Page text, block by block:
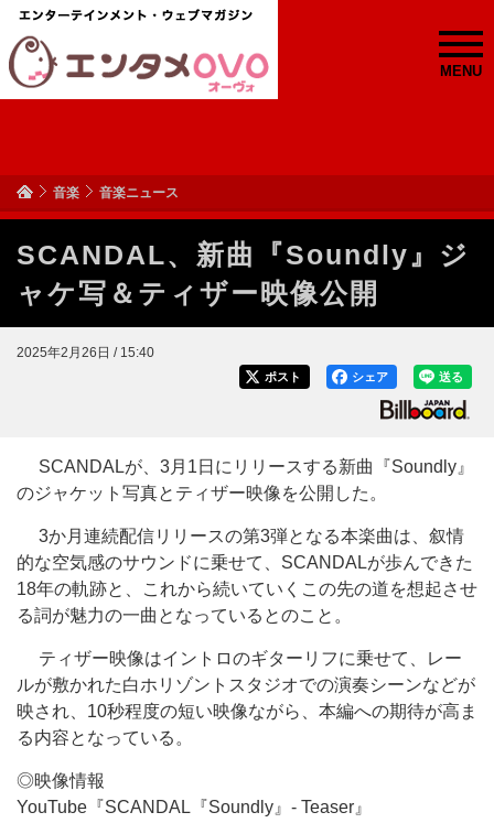
MENU
音楽 音楽ニュース
SCANDAL、新曲『Soundly』ジ
ャケ写＆ティザー映像公開
2025年2月26日 / 15:40
送る
シェア
ポスト
SCANDALが、3月1日にリリースする新曲『Soundly』
のジャケット写真とティザー映像を公開した。
3か月連続配信リリースの第3弾となる本楽曲は、叙情
的な空気感のサウンドに乗せて、SCANDALが歩んできた
18年の軌跡と、これから続いていくこの先の道を想起させ
る詞が魅力の一曲となっているとのこと。
ティザー映像はイントロのギターリフに乗せて、レー
ルが敷かれた白ホリゾントスタジオでの演奏シーンなどが
映され、10秒程度の短い映像ながら、本編への期待が高ま
る内容となっている。
◎映像情報
YouTube『SCANDAL『Soundly』- Teaser』